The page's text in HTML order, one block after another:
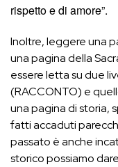
rispetto e di amore”.
Inoltre, leggere una
una pagina della
essere letta su due
(RACCONTO) e
una pagina di storia,
fatti accaduti
passato è anche
storico possiamo